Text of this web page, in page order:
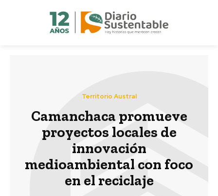
Territorio Austral
Camanchaca promueve
proyectos locales de
innovación
medioambiental con foco
en el reciclaje